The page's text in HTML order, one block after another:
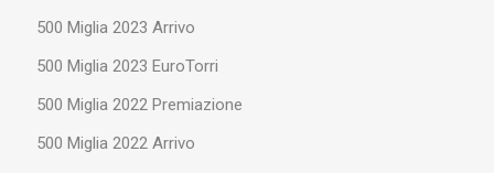
500 Miglia 2023 Arrivo
500 Miglia 2023 EuroTorri
500 Miglia 2022 Premiazione
500 Miglia 2022 Arrivo